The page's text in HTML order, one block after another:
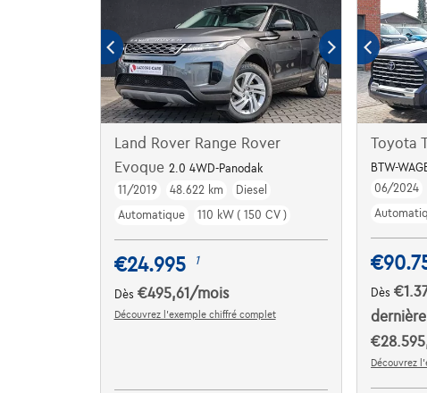
Land Rover Range Rover
Evoque 2.0 4WD-Panodak
11/2019
48.622 km
Diesel
Automatique
110 kW ( 150 CV )
€24.995 1
Dès €495,61 /mois
Découvrez l’exemple chiffré complet
Toyota
BTW-
06/2024
Dès
Découvrez